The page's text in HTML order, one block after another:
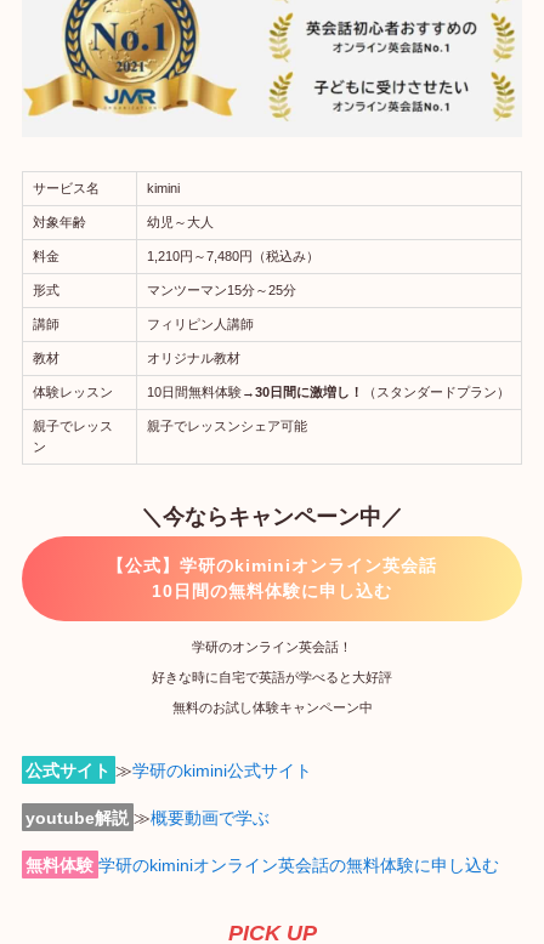
サービス名 kimini
対象年齢 幼児～大人
料金 1,210円～7,480円（税込み）
形式 マンツーマン15分～25分
講師 フィリピン人講師
教材 オリジナル教材
体験レッスン 10日間無料体験→30日間に激増し！ （スタンダードプラン）
親子でレッス
ン
親子でレッスンシェア可能
＼今ならキャンペーン中／
【公式】学研のkiminiオンライン英会話
10日間の無料体験に申し込む
学研のオンライン英会話！
好きな時に自宅で英語が学べると大好評
無料のお試し体験キャンペーン中
公式サイト ≫学研のkimini公式サイト
youtube解説 ≫概要動画で学ぶ
無料体験 学研のkiminiオンライン英会話の無料体験に申し込む
PICK UP